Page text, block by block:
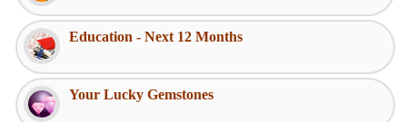
Education - Next 12 Months
Your Lucky Gemstones